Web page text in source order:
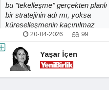
bu "tekelleşme" gerçekten planlı
bir stratejinin adı mı, yoksa
küreselleşmenin kaçınılmaz
sonucu mu?20-04-2026 99
Yaşar İçen